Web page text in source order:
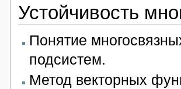
Устойчивость
Понятие
подсистем.
Метод векторных